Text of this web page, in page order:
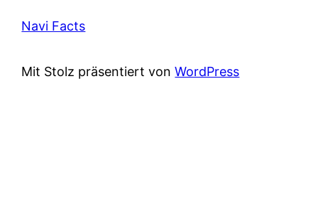
Navi Facts
Mit Stolz präsentiert vonWordPress